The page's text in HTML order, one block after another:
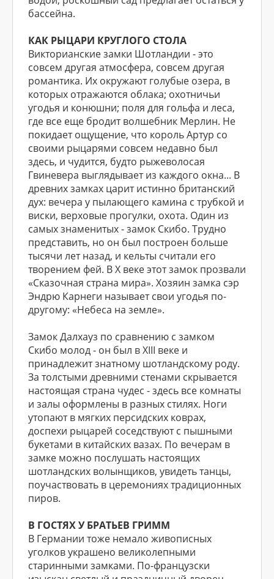
бассейна.
КАК РЫЦАРИ КРУГЛОГО СТОЛА
Викторианские замки Шотландии - это
совсем другая атмосфера, совсем другая
романтика. Их окружают голубые озера, в
которых отражаются облака; охотничьи
угодья и конюшни; поля для гольфа и леса,
где все еще бродит волшебник Мерлин. Не
покидает ощущение, что король Артур со
своими рыцарями совсем недавно был
здесь, и чудится, будто рыжеволосая
Гвиневера выглядывает из каждого окна... В
древних замках царит истинно британский
дух: вечера у пылающего камина с трубкой и
виски, верховые прогулки, охота. Один из
самых знаменитых - замок Скибо. Трудно
представить, но он был построен больше
тысячи лет назад, и кельты считали его
творением фей. В X веке этот замок прозвали
«Сказочная страна мира». Хозяин замка сэр
Эндрю Карнеги называет свои угодья по-
другому: «Небеса на земле».
Замок Далхауз по сравнению с замком
Скибо молод - он был в XIII веке и
принадлежит знатному шотландскому роду.
За толстыми древними стенами скрывается
настоящая страна чудес - здесь все комнаты
и залы оформлены в разных стилях. Ноги
утопают в мягких персидских коврах,
доспехи рыцарей соседствуют с пышными
букетами в китайских вазах. По вечерам в
замке можно послушать настоящих
шотландских волынщиков, увидеть танцы,
поучаствовать в церемониях традиционных
пиров.
В ГОСТЯХ У БРАТЬЕВ ГРИММ
В Германии тоже немало живописных
уголков украшено великолепными
старинными замками. По-французски